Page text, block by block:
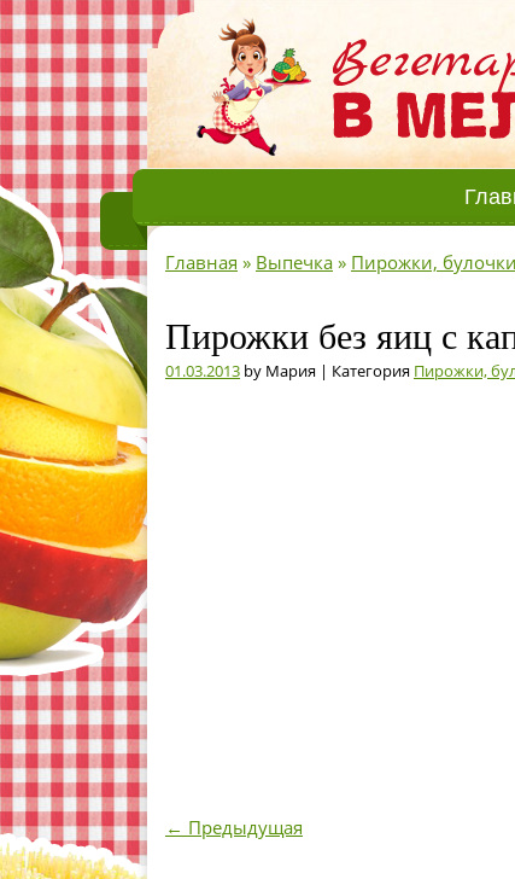
Главная » Выпечка » Пирожки, булочки
Пирожки без яиц с
01.03.2013 by Мария | Категория Пирожки,
← Предыдущая